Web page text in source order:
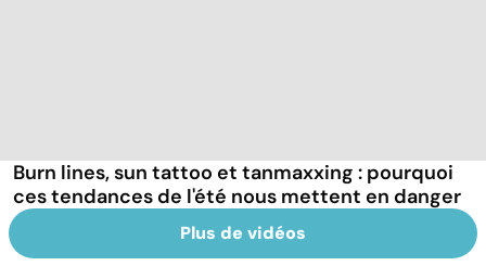
Burn lines, sun tattoo et tanmaxxing : pourquoi
ces tendances de l'été nous mettent en danger
Plus de vidéos